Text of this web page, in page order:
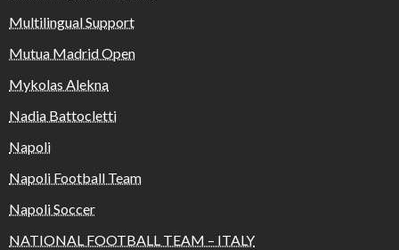
Multilingual Support
Mutua Madrid Open
Mykolas Alekna
Nadia Battocletti
Napoli
Napoli Football Team
Napoli Soccer
NATIONAL FOOTBALL TEAM – ITALY